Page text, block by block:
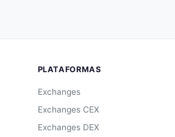
PLATAFORMAS
Exchanges
Exchanges CEX
Exchanges DEX